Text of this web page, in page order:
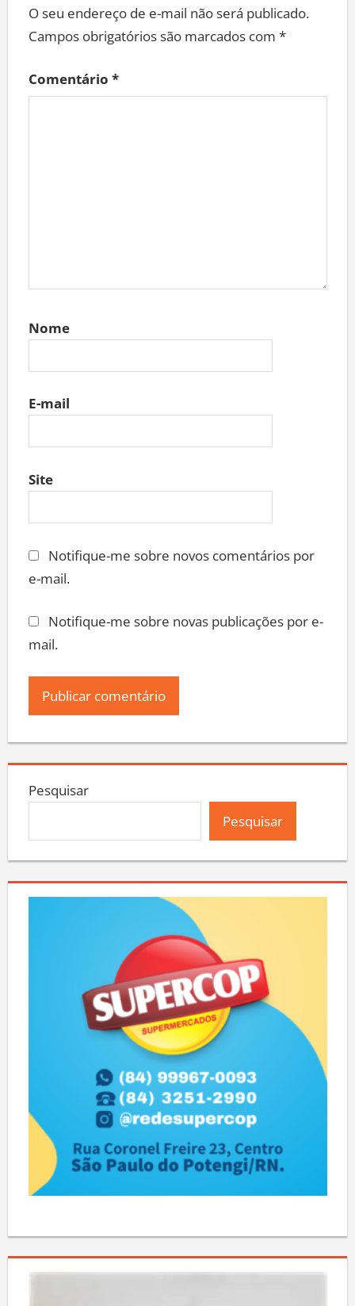
O seu endereço de e-mail não será publicado.
Campos obrigatórios são marcados com *
Comentário *
Nome
E-mail
Site
Notifique-me sobre novos comentários por
e-mail.
Notifique-me sobre novas publicações por e-
mail.
Pesquisar
Pesquisar